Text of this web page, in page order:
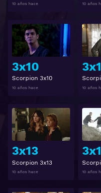
10 años hace 10 años
3x10
Scorpion 3x10
10 años hace
Ver
10 años
3x13
Scorpion 3x13
10 años hace
Ver
10 años